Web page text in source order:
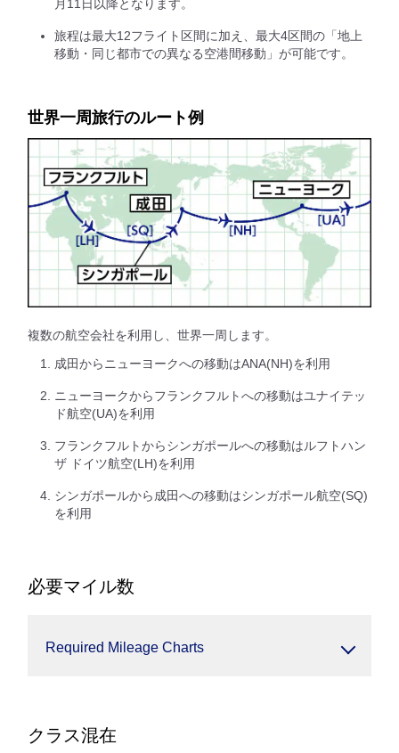
月11日以降となります。
旅程は最大12フライト区間に加え、最大4区間の「地上
移動・同じ都市での異なる空港間移動」が可能です。
世界一周旅行のルート例
複数の航空会社を利用し、世界一周します。
成田からニューヨークへの移動はANA(NH)を利用
ニューヨークからフランクフルトへの移動はユナイテッ
ド航空(UA)を利用
フランクフルトからシンガポールへの移動はルフトハン
ザ ドイツ航空(LH)を利用
シンガポールから成田への移動はシンガポール航空(SQ)
を利用
必要マイル数
Required Mileage Charts
クラス混在